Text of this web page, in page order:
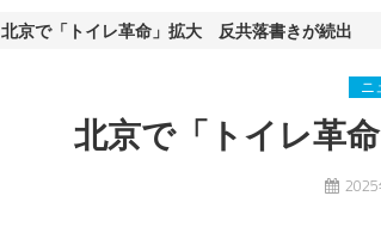
北京で「トイレ革命」拡大 反共落書きが続出
ニ
北京で「トイレ革